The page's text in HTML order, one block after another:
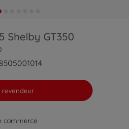
Shelby GT350
revendeur
commerce